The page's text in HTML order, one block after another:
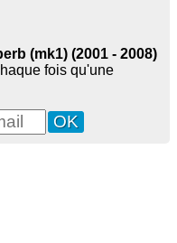
(mk1) (2001 - 2008)
fois qu'une